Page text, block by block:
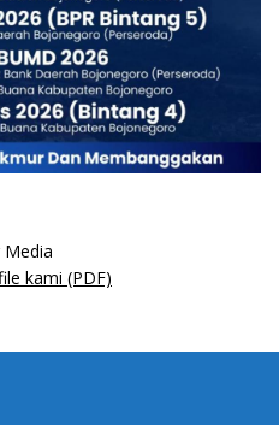
kami (PDF)